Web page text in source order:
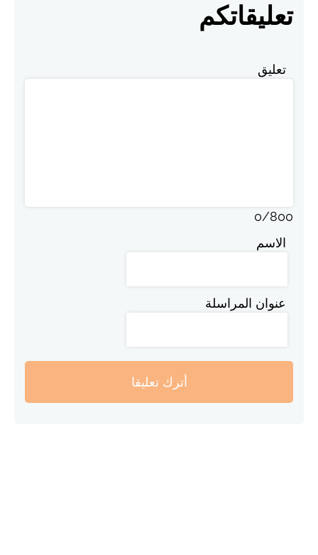
تعليقاتكم
تعليق
0/800
الاسم
عنوان المراسلة
أترك تعليقا